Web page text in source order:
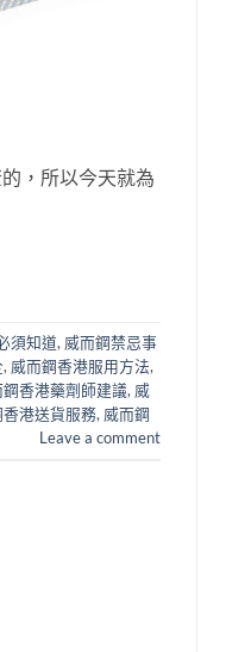
，所以今天就為
須知道, 威而鋼禁忌事
, 威而鋼香港服用方法,
鋼香港藥劑師建議, 威
香港送貨服務, 威而鋼
Leave a comment